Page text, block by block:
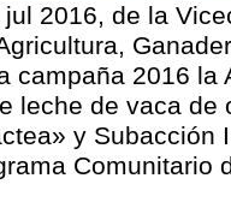
2016, de la
campaña 2016
leche de vaca
y Subacción
Comunitario